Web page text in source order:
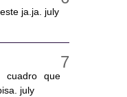
ja.ja. july
cuadro que
july